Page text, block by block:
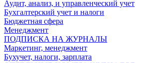
Аудит, анализ, и управленческий учет
Бухгалтерский учет и налоги
Бюджетная сфера
Менеджмент
ПОДПИСКА НА ЖУРНАЛЫ
Маркетинг, менеджмент
Бухучет, налоги, зарплата